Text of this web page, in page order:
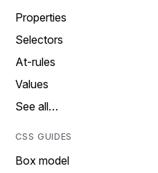
Properties
Selectors
At-rules
Values
See all…
CSS GUIDES
Box model